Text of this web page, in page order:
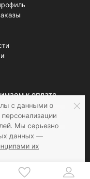
к оплате
с данными о
Мы серьезно
данных —
их
cookie в